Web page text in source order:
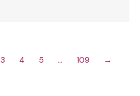
3 4 5 … 109 →